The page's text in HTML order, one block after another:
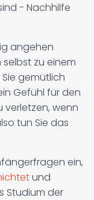
- Nachhilfe
angehen
selbst zu einem
gemütlich
Gefühl für den
verletzen, wenn
tun Sie das
ein,
und
Studium der